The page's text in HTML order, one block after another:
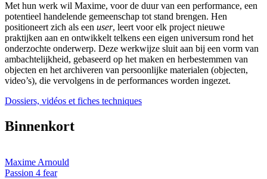
Met hun werk wil Maxime, voor de duur van een performance, een
potentieel handelende gemeenschap tot stand brengen. Hen
positioneert zich als een user, leert voor elk project nieuwe
praktijken aan en ontwikkelt telkens een eigen universum rond het
onderzochte onderwerp. Deze werkwijze sluit aan bij een vorm van
ambachtelijkheid, gebaseerd op het maken en herbestemmen van
objecten en het archiveren van persoonlijke materialen (objecten,
video’s), die vervolgens in de performances worden ingezet.
Dossiers, vidéos et fiches techniques
Binnenkort
Maxime Arnould
Passion 4 fear